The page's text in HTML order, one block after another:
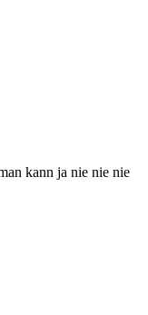
kann ja nie nie nie